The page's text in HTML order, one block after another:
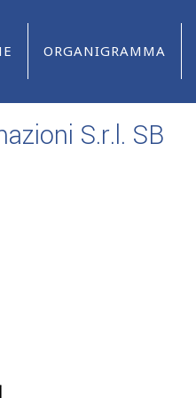
ORGANIGRAMMA
S.r.l. SB